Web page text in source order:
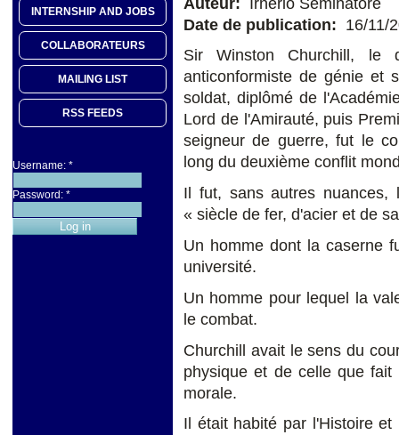
INTERNSHIP AND JOBS
COLLABORATEURS
MAILING LIST
RSS FEEDS
Username: *
Password: *
Date de publication: 16/11/
Sir Winston Churchill, le
anticonformiste de génie et
soldat, diplômé de
Lord de l'Amirauté, puis
seigneur de guerre, fut le
long du deuxième conflit
Il fut, sans autres
« siècle de fer, d'acier et de
Un homme dont la caserne
université.
Un homme pour lequel la
le combat.
Churchill avait le sens du
physique et de celle que
morale.
Il était habité par l'Histoire